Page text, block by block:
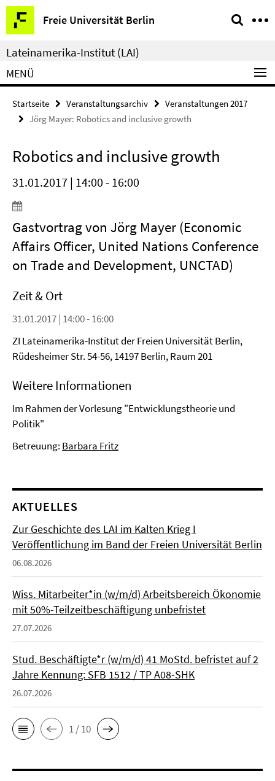
Springe
direkt
zu
Inhalt
Freie Universität Berlin
Service-
Navigation
Lateinamerika-Institut (LAI)
MENÜ
Startseite Veranstaltungsarchiv
Veranstaltungen 2017
Jörg Mayer: Robotics and inclusive growth
Robotics and inclusive growth
31.01.2017 | 14:00 - 16:00
Gastvortrag von Jörg Mayer (Economic
Affairs Officer, United Nations Conference
on Trade and Development, UNCTAD)
Zeit & Ort
31.01.2017 | 14:00 - 16:00
ZI Lateinamerika-Institut der Freien Universität Berlin,
Rüdesheimer Str. 54-56, 14197 Berlin, Raum 201
Weitere Informationen
Im Rahmen der Vorlesung "Entwicklungstheorie und
Politik"
Betreuung: Barbara Fritz
AKTUELLES
Zur Geschichte des LAI im Kalten Krieg I
Veröffentlichung im Band der Freien Universität Berlin
06.08.2026
Wiss. Mitarbeiter*in (w/m/d) Arbeitsbereich Ökonomie
mit 50%-Teilzeitbeschäftigung unbefristet
27.07.2026
Stud. Beschäftigte*r (w/m/d) 41 MoStd. befristet auf 2
Jahre Kennung: SFB 1512 / TP A08-SHK
26.07.2026
1 / 10